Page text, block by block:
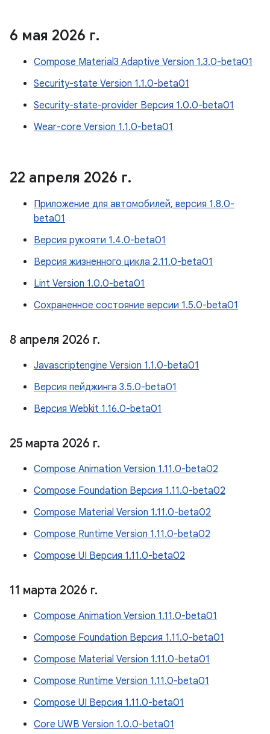
6 мая 2026 г.
Compose Material3 Adaptive Version 1.3.0-beta01
Security-state Version 1.1.0-beta01
Security-state-provider Версия 1.0.0-beta01
Wear-core Version 1.1.0-beta01
22 апреля 2026 г.
Приложение для автомобилей, версия 1.8.0-
beta01
Версия рукояти 1.4.0-beta01
Версия жизненного цикла 2.11.0-beta01
Lint Version 1.0.0-beta01
Сохраненное состояние версии 1.5.0-beta01
8 апреля 2026 г.
Javascriptengine Version 1.1.0-beta01
Версия пейджинга 3.5.0-beta01
Версия Webkit 1.16.0-beta01
25 марта 2026 г.
Compose Animation Version 1.11.0-beta02
Compose Foundation Версия 1.11.0-beta02
Compose Material Version 1.11.0-beta02
Compose Runtime Version 1.11.0-beta02
Compose UI Версия 1.11.0-beta02
11 марта 2026 г.
Compose Animation Version 1.11.0-beta01
Compose Foundation Версия 1.11.0-beta01
Compose Material Version 1.11.0-beta01
Compose Runtime Version 1.11.0-beta01
Compose UI Версия 1.11.0-beta01
Core UWB Version 1.0.0-beta01